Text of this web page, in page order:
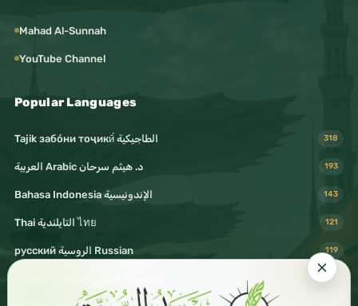
Mahad Al-Sunnah
YouTube Channel
Popular Languages
Tajik забо́ни тоҷикӣ́ الطاجيكية 318
د. هيثم سرحان Arabic العربية 193
Bahasa Indonesia الإندونيسية 143
Thai التايلندية ไทย 121
русский الروسية Russian 119
116